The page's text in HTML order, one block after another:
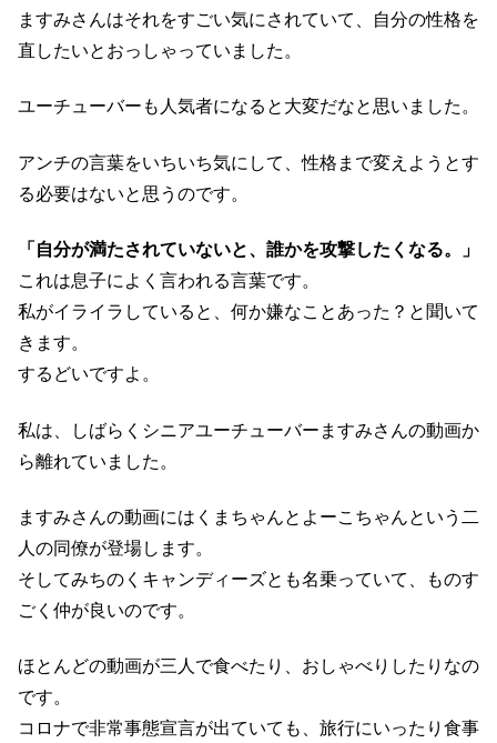
ますみさんはそれをすごい気にされていて、自分の性格を
直したいとおっしゃっていました。
ユーチューバーも人気者になると大変だなと思いました。
アンチの言葉をいちいち気にして、性格まで変えようとす
る必要はないと思うのです。
「自分が満たされていないと、誰かを攻撃したくなる。」
これは息子によく言われる言葉です。
私がイライラしていると、何か嫌なことあった？と聞いて
きます。
するどいですよ。
私は、しばらくシニアユーチューバーますみさんの動画か
ら離れていました。
ますみさんの動画にはくまちゃんとよーこちゃんという二
人の同僚が登場します。
そしてみちのくキャンディーズとも名乗っていて、ものす
ごく仲が良いのです。
ほとんどの動画が三人で食べたり、おしゃべりしたりなの
です。
コロナで非常事態宣言が出ていても、旅行にいったり食事